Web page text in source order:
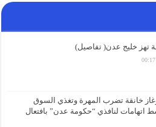
تهز خليج عدن( تفاصيل)
خانقة تضرب المهرة وتغذي السوق
اتهامات لنافذي “حكومة عدن” بافتعال